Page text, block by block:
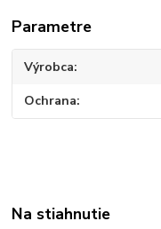
Parametre
Výrobca
Ochrana
Na stiahnutie